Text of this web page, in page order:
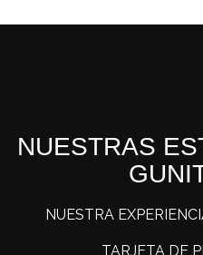
NUESTRAS
NUESTRA
TARJETA DE